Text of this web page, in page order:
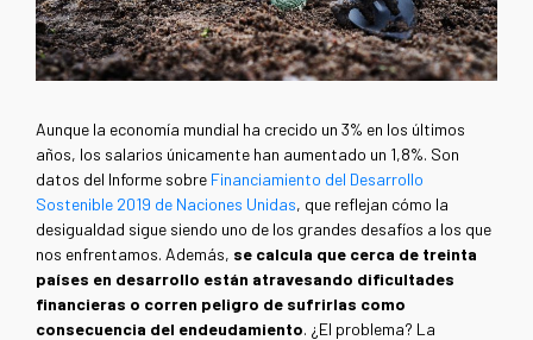
Aunque la economía mundial ha crecido un 3% en los últimos
años, los salarios únicamente han aumentado un 1,8%. Son
datos del Informe sobre Financiamiento del Desarrollo
Sostenible 2019 de Naciones Unidas, que reflejan cómo la
desigualdad sigue siendo uno de los grandes desafíos a los que
nos enfrentamos. Además, se calcula que cerca de treinta
países en desarrollo están atravesando dificultades
financieras o corren peligro de sufrirlas como
consecuencia del endeudamiento. ¿El problema? La